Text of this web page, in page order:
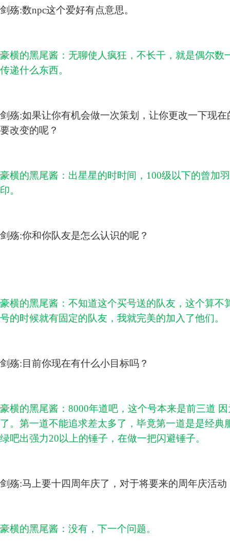
剑殇:数npc这个爱好有点意思。
豪横的黑尾酱：无聊使人疯狂，不长干，就是偶尔数
传递什么东西。
剑殇:如果让你有机会做一次策划，让你更改一下现
要改变的呢？
豪横的黑尾酱：出星星的时时间，100级以下的曾加
印。
剑殇:你和你队友是怎么认识的呢？
豪横的黑尾酱：不知道这个买号送的队友，这个算不
号的时候就有固定的队友，我就完美的加入了他们。
剑殇:目前你现在有什么小目标吗？
豪横的黑尾酱：8000年道吧，这个号本来是前三道
了。第一道不能追求差太多了，毕竟第一道是是经典
绿吧出强力20以上的锤子，在做一把闪避锤子。
剑殇:马上要十四周年庆了，对于将要来的周年庆活
豪横的黑尾酱：没有，下一个问题。